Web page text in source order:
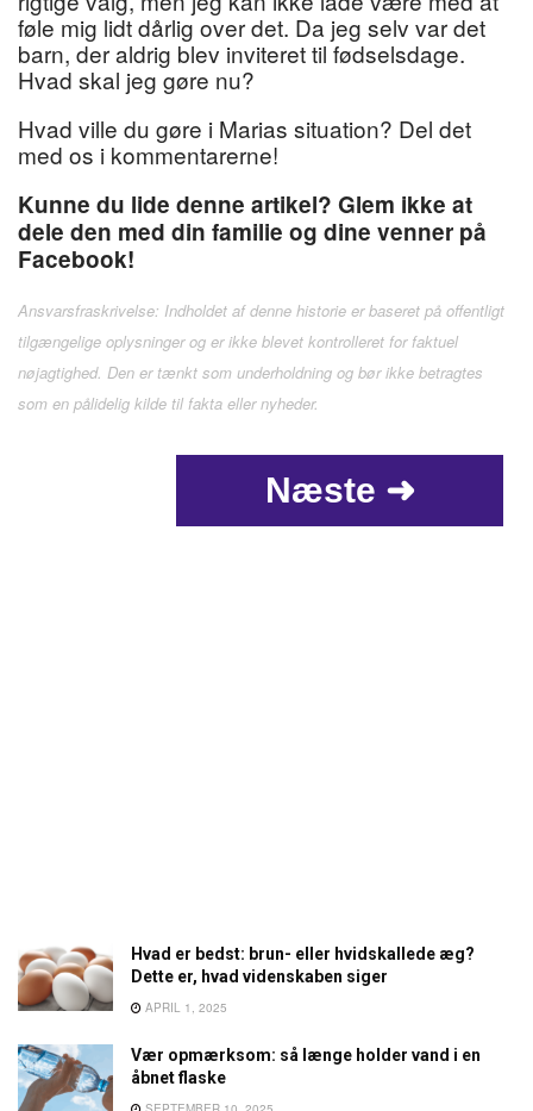
føle mig lidt dårlig over det. Da jeg selv var det
barn, der aldrig blev inviteret til fødselsdage.
Hvad skal jeg gøre nu?
Hvad ville du gøre i Marias situation? Del det
med os i kommentarerne!
Kunne du lide denne artikel? Glem ikke at
dele den med din familie og dine venner på
Facebook!
Ansvarsfraskrivelse: Indholdet af denne historie er baseret på offentligt
tilgængelige oplysninger og er ikke blevet kontrolleret for faktuel
nøjagtighed. Den er tænkt som underholdning og bør ikke betragtes
som en pålidelig kilde til fakta eller nyheder.
Næste ➜
Hvad er bedst: brun- eller hvidskallede æg?
Dette er, hvad videnskaben siger
APRIL 1, 2025
Vær opmærksom: så længe holder vand i en
åbnet flaske